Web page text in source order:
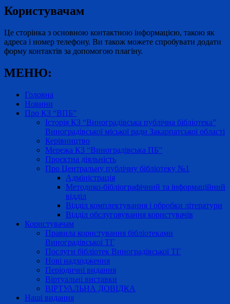
Користувачам
Це сторінка з основною контактною інформацією, такою як
адреса і номер телефону. Ви також можете спробувати додати
форму контактів за допомогою плагіну.
МЕНЮ:
Головна
Новини
Про КЗ “ВПБ”
Історія КЗ “Виноградівська публічна бібліотека”
Виноградівської міської ради Закарпатської області
Керівництво
Мережа КЗ “Виноградівська ПБ”
Проєктна діяльність
Про Центральну публічну бібліотеку №1
Адміністрація
Методико-бібліографічний та інформаційний
відділ
Відділ комплектування і обробки літератури
Відділ обслуговування користувачів
Користувачам
Правила користування бібліотеками
Виноградівської ТГ
Послуги бібліотек Виноградівської ТГ
Нові надходження
Періодичні видання
Віртуальні виставки
ВІРТУАЛЬНА ДОВІДКА
Наші видання